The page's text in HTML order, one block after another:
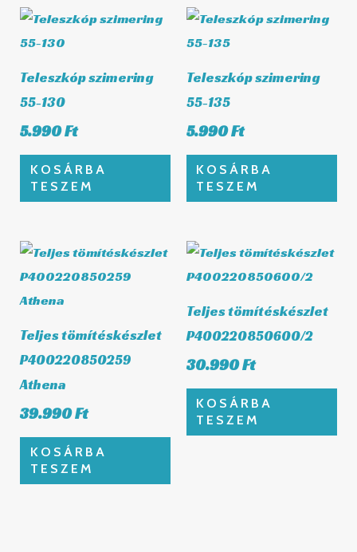
Teleszkóp szimering
55-130
5.990Ft
KOSÁRBA
TESZEM
Teleszkóp szimering
55-135
5.990Ft
KOSÁRBA
TESZEM
Teljes tömítéskészlet
P400220850259
Athena
39.990Ft
KOSÁRBA
TESZEM
Teljes tömítéskészlet
P400220850600/2
30.990Ft
KOSÁRBA
TESZEM